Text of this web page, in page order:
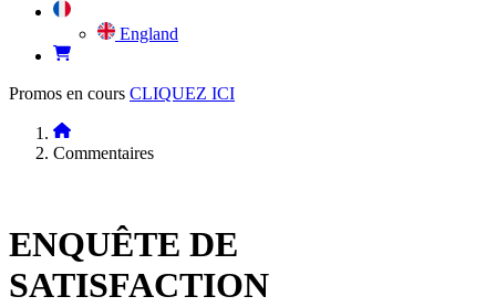
England
Promos en cours CLIQUEZ ICI
Commentaires
ENQUÊTE DE
SATISFACTION